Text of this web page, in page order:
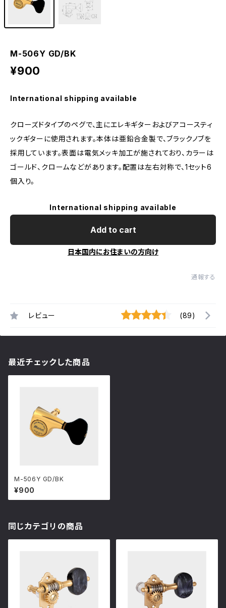
M-506Y GD/BK
¥900
International shipping available
クローズドタイプのペグで、主にエレキギターおよびアコースティ
ックギターに使用されます。本体は亜鉛合金製で、ブラックノブを
採用しています。表面は電気メッキ加工が施されており、カラーは
ゴールド、クロームなどがあります。配置は左右対称で、1セット6
個入り。
International shipping available
Add to cart
日本国内にお住まいの方向け
通報する
レビュー (89)
最近チェックした商品
M-506Y GD/BK
¥900
同じカテゴリの商品